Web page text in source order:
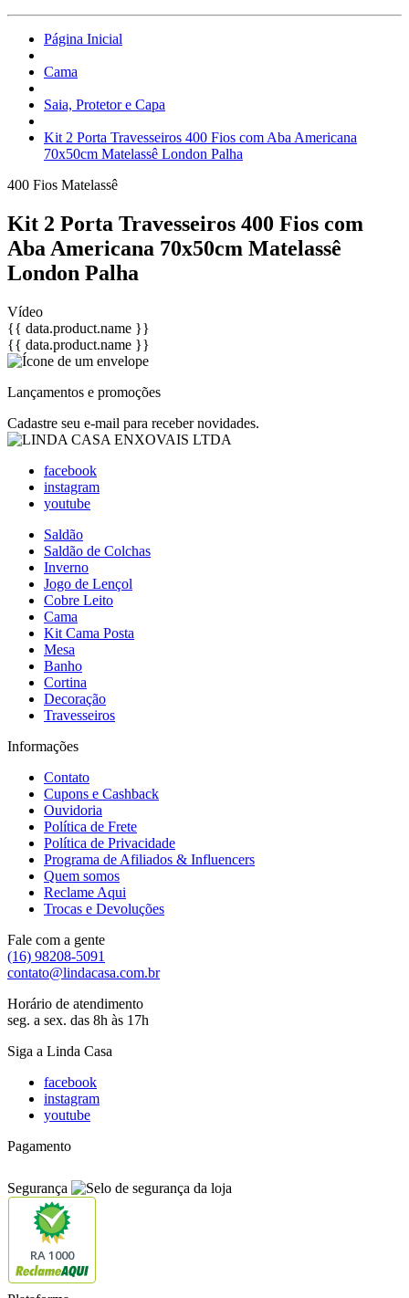
Página Inicial
Cama
Saia, Protetor e Capa
Kit 2 Porta Travesseiros 400 Fios com Aba Americana
70x50cm Matelassê London Palha
400 Fios Matelassê
Kit 2 Porta Travesseiros 400 Fios com
Aba Americana 70x50cm Matelassê
London Palha
Vídeo
{{ data.product.name }}
{{ data.product.name }}
Lançamentos e promoções
Cadastre seu e-mail para receber novidades.
facebook
instagram
youtube
Saldão
Saldão de Colchas
Inverno
Jogo de Lençol
Cobre Leito
Cama
Kit Cama Posta
Mesa
Banho
Cortina
Decoração
Travesseiros
Informações
Contato
Cupons e Cashback
Ouvidoria
Política de Frete
Política de Privacidade
Programa de Afiliados & Influencers
Quem somos
Reclame Aqui
Trocas e Devoluções
Fale com a gente
(16) 98208-5091
contato@lindacasa.com.br
Horário de atendimento
seg. a sex. das 8h às 17h
Siga a Linda Casa
facebook
instagram
youtube
Pagamento
Segurança
RA 1000